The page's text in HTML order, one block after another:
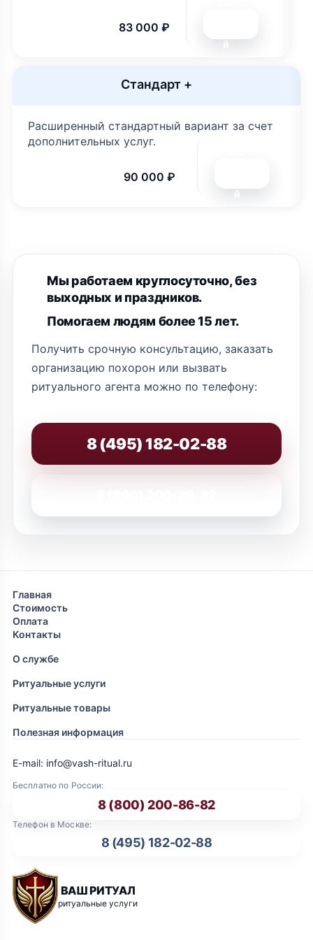
83 000 ₽
й
Стандарт +
Расширенный стандартный вариант за счет
дополнительных услуг.
90 000 ₽
й
Мы работаем круглосуточно, без
выходных и праздников.
Помогаем людям более 15 лет.
Получить срочную консультацию, заказать
организацию похорон или вызвать
ритуального агента можно по телефону:
8 (495) 182-02-88
Главная
Стоимость
Оплата
Контакты
О службе
Ритуальные услуги
Ритуальные товары
Полезная информация
ВАШ РИТУАЛ
ритуальные услуги
Бесплатно по России:
8 (800) 200-86-82
Телефон в Москве:
8 (495) 182-02-88
E-mail: info@vash-ritual.ru